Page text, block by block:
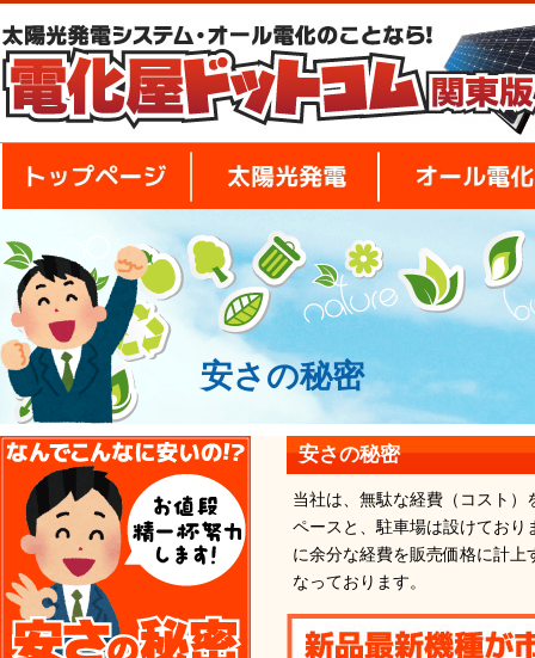
トップページ 太陽光発電
安さの秘密
安さの秘密
当社は、無駄な経費（コスト
ペースと、駐車場は設けており
に余分な経費を販売価格に計
なっております。
安さの秘密